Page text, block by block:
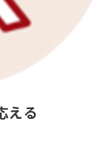
える